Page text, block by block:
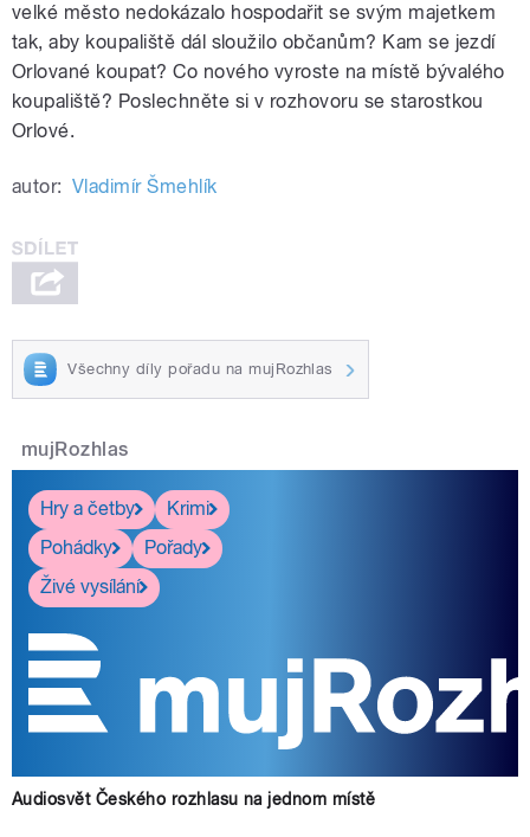
velké město nedokázalo hospodařit se svým majetkem
tak, aby koupaliště dál sloužilo občanům? Kam se jezdí
Orlované koupat? Co nového vyroste na místě bývalého
koupaliště? Poslechněte si v rozhovoru se starostkou
Orlové.
autor: Vladimír Šmehlík
Všechny díly pořadu na mujRozhlas
mujRozhlas
Hry a četby
Krimi
Pohádky
Pořady
Živé vysílání
Audiosvět Českého rozhlasu na jednom místě